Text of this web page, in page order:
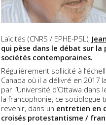
Laïcités (CNRS / EPHE-PSL),
qui pèse dans le débat sur la
sociétés contemporaines.
Régulièrement sollicité à
Canada où il a délivré en 2017
par l’Université d’Ottawa
la francophonie, ce
revenir, dans un entretien en
croisés protestantisme /